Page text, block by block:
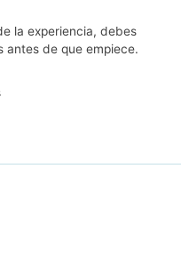
la experiencia, debes
antes de que empiece.